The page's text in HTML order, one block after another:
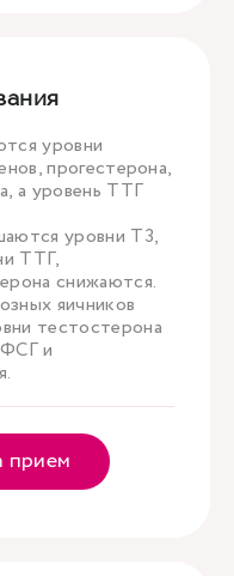
уровни
прогестерона,
а уровень ТТГ
уровни Т3,
ТТГ,
снижаются.
яичников
тестостерона
и
прием